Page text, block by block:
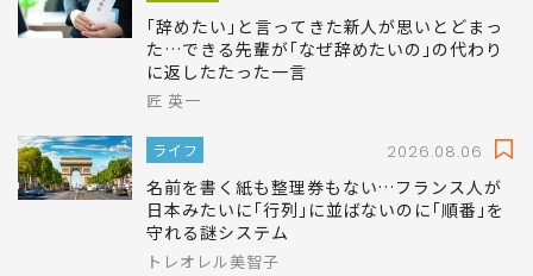
｢辞めたい｣と言ってきた新人が思いとどまっ
た…できる先輩が｢なぜ辞めたいの｣の代わり
に返したたった一言
匠 英一
ライフ 2026.08.06
名前を書く紙も整理券もない…フランス人が
日本みたいに｢行列｣に並ばないのに｢順番｣を
守れる謎システム
トレオレル美智子